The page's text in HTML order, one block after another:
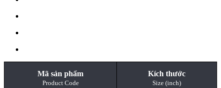
Mã sản phẩm
Product Code
Kích thước
Size (inch)